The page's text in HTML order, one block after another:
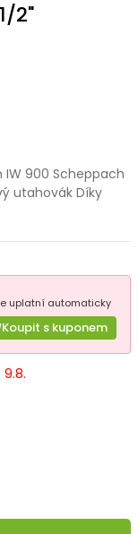
2"
IW 900 Scheppach
utahovák Díky
uplatní automaticky
Koupit s kuponem